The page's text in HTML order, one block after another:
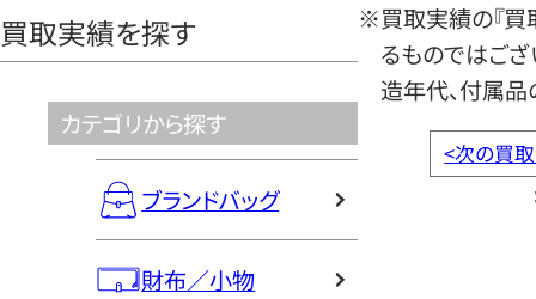
買取実績を探す
カテゴリから探す
ブランドバッグ
財布／小物
※買取実績の『買
るものではござ
造年代、付属品
<次の買